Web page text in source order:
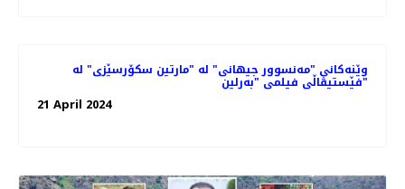
وێنەکانی "مەنسوور جیهانی" له‌ "مارتین سکۆرسێزی" لە
فێستیڤاڵی فیلمی "بەرلین"
21 April 2024